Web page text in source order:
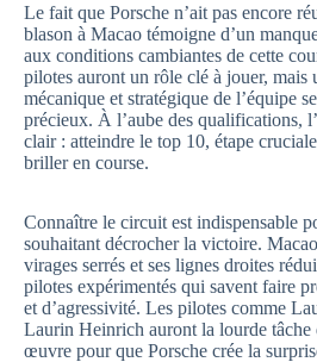
Le fait que Porsche n’ait pas encore
blason à Macao témoigne d’un
aux conditions cambiantes de cette
pilotes auront un rôle clé à jouer, mais
mécanique et stratégique de l’équipe
précieux. À l’aube des qualifications,
clair : atteindre le top 10, étape
briller en course.
Connaître le circuit est indispensable
souhaitant décrocher la victoire.
virages serrés et ses lignes droites
pilotes expérimentés qui savent faire
et d’agressivité. Les pilotes comme
Laurin Heinrich auront la lourde tâche
œuvre pour que Porsche crée la